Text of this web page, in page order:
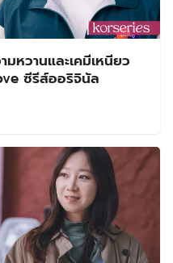
หวานและเคมีเหนียว
ซีรีส์ออริจินัล